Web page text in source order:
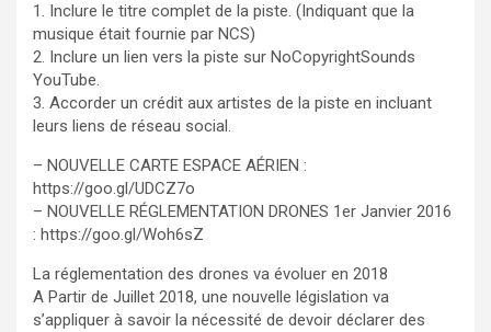
1. Inclure le titre complet de la piste. (Indiquant que la
musique était fournie par NCS)
2. Inclure un lien vers la piste sur NoCopyrightSounds
YouTube.
3. Accorder un crédit aux artistes de la piste en incluant
leurs liens de réseau social.
– NOUVELLE CARTE ESPACE AÉRIEN :
https://goo.gl/UDCZ7o
– NOUVELLE RÉGLEMENTATION DRONES 1er Janvier 2016
: https://goo.gl/Woh6sZ
La réglementation des drones va évoluer en 2018
A Partir de Juillet 2018, une nouvelle législation va
s’appliquer à savoir la nécessité de devoir déclarer des